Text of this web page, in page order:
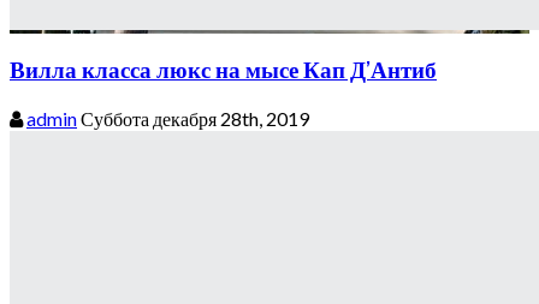
Вилла класса люкс на мысе Кап Д’Антиб
adminСуббота декабря 28th, 2019